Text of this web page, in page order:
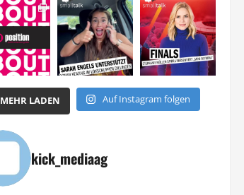
MEHR LADEN Auf Instagram folgen
kick_mediaag